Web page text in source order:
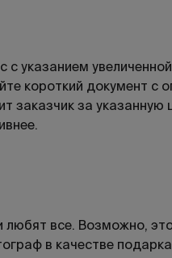
с указанием
короткий документ с
заказчик за
любят все. Возможно,
в качестве